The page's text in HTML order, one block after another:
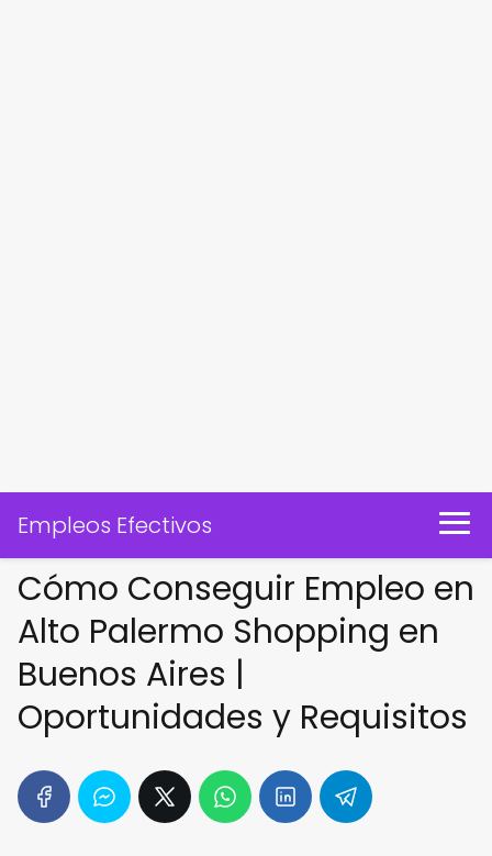
Empleos Efectivos
Cómo Conseguir Empleo en
Alto Palermo Shopping en
Buenos Aires |
Oportunidades y Requisitos